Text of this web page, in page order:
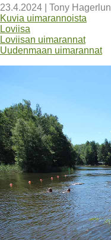
23.4.2024
Tony
Kuvia uimarannoista
Loviisa
Loviisan uimarannat
Uudenmaan uimarannat